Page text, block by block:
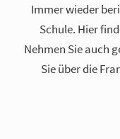
Immer wieder
Schule. Hier
Nehmen Sie auch
Sie über die